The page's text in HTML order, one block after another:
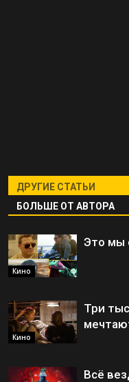
ДРУГИЕ СТАТЬИ
БОЛЬШЕ ОТ АВТОРА
Кино
Это мы
Кино
Три
Всё